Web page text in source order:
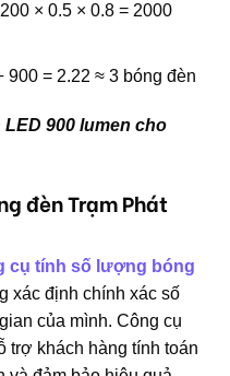
× 0.5 × 0.8 = 2000
= 2.22 ≈ 3 bóng đèn
900 lumen cho
đèn Trạm Phát
cụ tính số lượng bóng
xác định chính xác số
của mình. Công cụ
trợ khách hàng tính toán